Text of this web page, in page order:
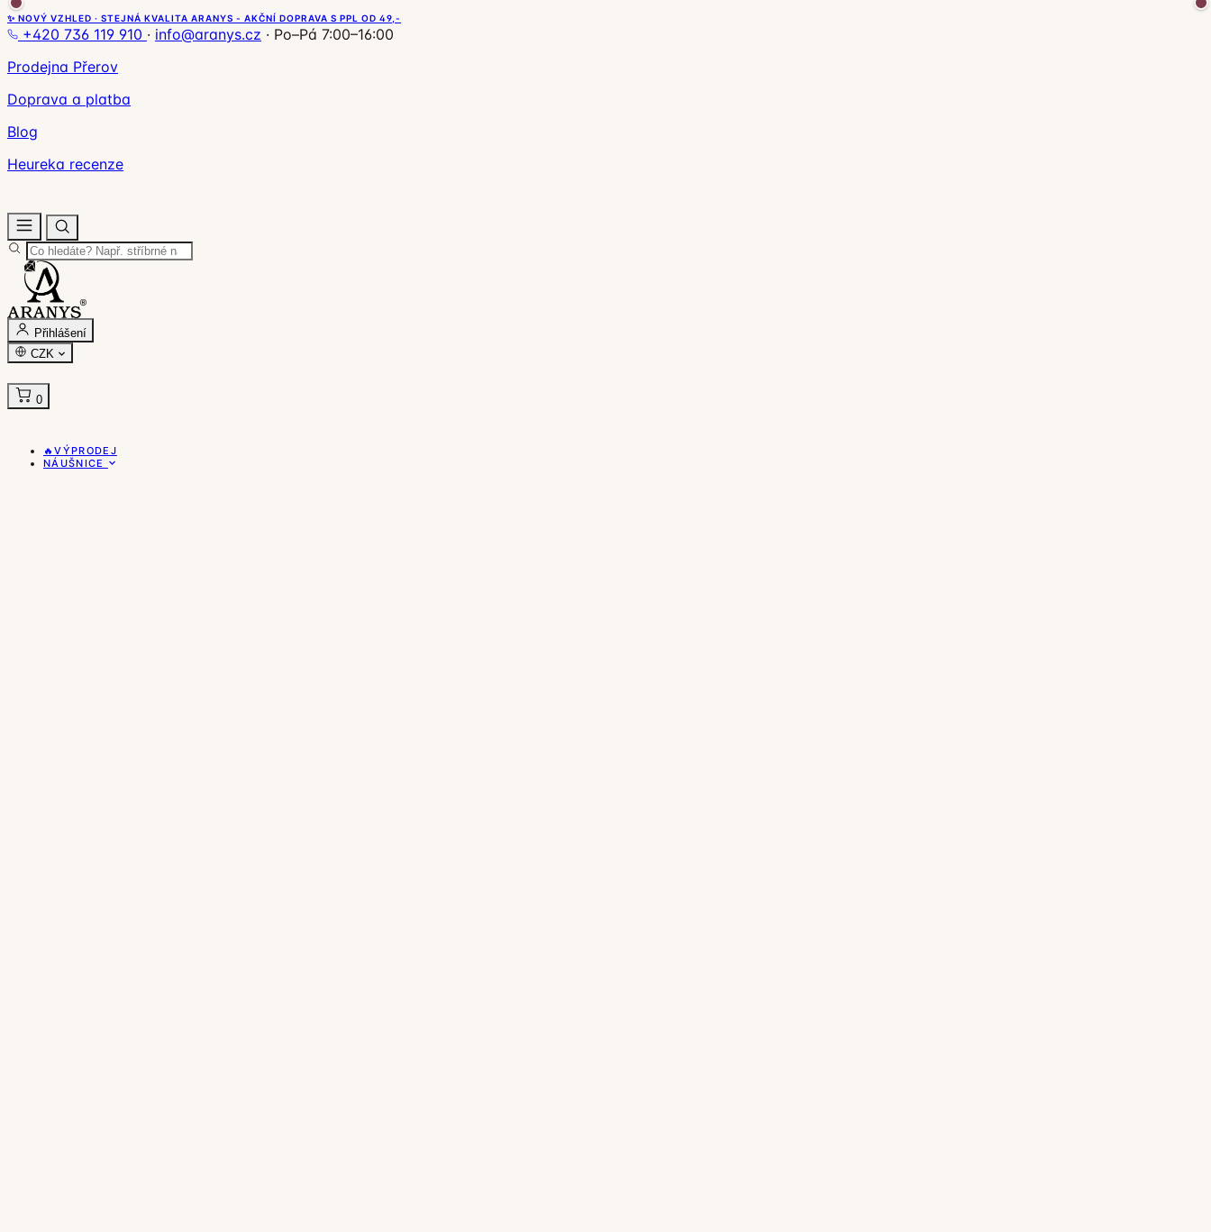
✨ NOVÝ VZHLED · STEJNÁ KVALITA ARANYS - AKČNÍ DOPRAVA S PPL OD 49,-
+420 736 119 910 · info@aranys.cz · Po–Pá 7:00–16:00
Prodejna Přerov
Doprava a platba
Blog
Heureka recenze
Přihlášení
CZK
0
🔥VÝPRODEJ
NÁUŠNICE